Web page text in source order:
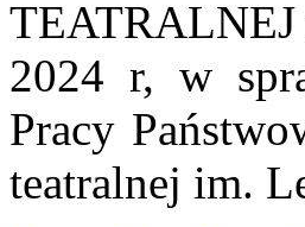
2024 r, w
Pracy
teatralnej im.